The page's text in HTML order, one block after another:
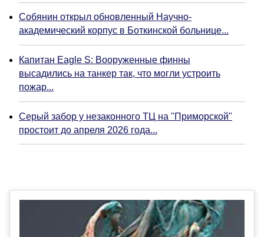
Собянин открыл обновленный Научно-
академический корпус в Боткинской больнице...
Капитан Eagle S: Вооруженные финны
высадились на танкер так, что могли устроить
пожар...
Серый забор у незаконного ТЦ на "Приморской"
простоит до апреля 2026 года...